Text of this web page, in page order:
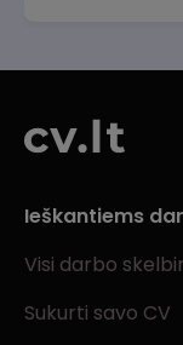
Ieškantiems
Visi darbo
Sukurti savo CV